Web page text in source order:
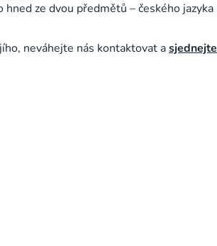
ze dvou předmětů – českého jazyka
neváhejte nás kontaktovat asjednejte